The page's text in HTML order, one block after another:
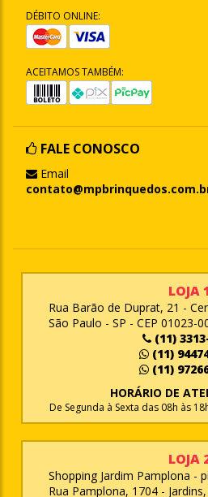
DÉBITO ONLINE:
ACEITAMOS TAMBÉM:
FALE CONOSCO
Email
LOJA 1
Rua Barão de Duprat, 21 -
São Paulo - SP - CEP 01023-
(11)
(11)
(11)
HORÁRIO DE
De Segunda à Sexta das 08h às
LOJA
Shopping Jardim Pamplona -
Rua Pamplona, 1704 -